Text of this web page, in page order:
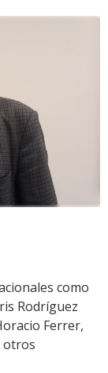
como
Rodríguez
Ferrer,
otros